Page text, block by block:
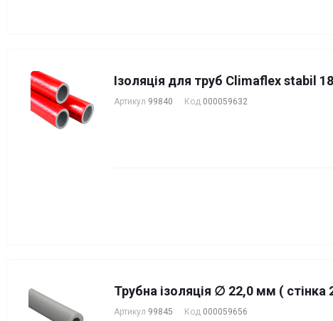
Ізоляція для труб Climaflex stabil
Артикул 99840 Код 000059632
Трубна ізоляція ∅ 22,0 мм (
Артикул 99845 Код 000059656